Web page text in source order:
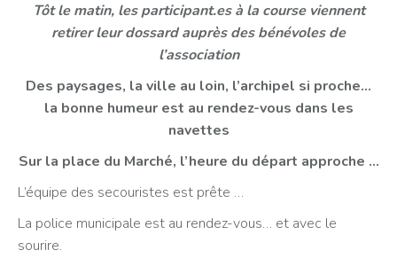
Tôt le matin, les participant.es à la course viennent
retirer leur dossard auprès des bénévoles de
l’association
Des paysages, la ville au loin, l’archipel si proche…
la bonne humeur est au rendez-vous dans les
navettes
Sur la place du Marché, l’heure du départ approche …
L’équipe des secouristes est prête …
La police municipale est au rendez-vous… et avec le
sourire.